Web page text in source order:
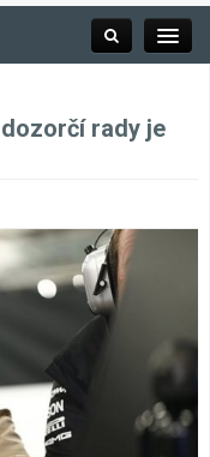
Závodní série
Kalendář F1
Výsledky F1
Týmy a jezdci F1
rady je